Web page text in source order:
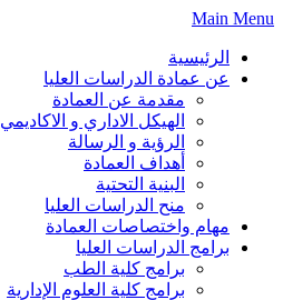
Skip
content
Main Menu
الرئيسية
عن عمادة الدراسات العليا
مقدمة عن العمادة
الهيكل الاداري و الاكاديمي
الرؤية و الرسالة
أهداف العمادة
البنية التحتية
منح الدراسات العليا
مهام واختصاصات العمادة
برامج الدراسات العليا
برامج كلية الطب
برامج كلية العلوم الإدارية